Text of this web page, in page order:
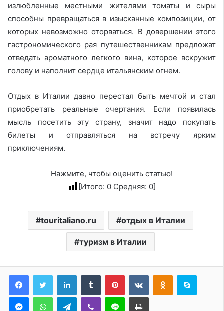
излюбленные местными жителями томаты и сыры
способны превращаться в изысканные композиции, от
которых невозможно оторваться. В довершении этого
гастрономического рая путешественникам предложат
отведать ароматного легкого вина, которое вскружит
голову и наполнит сердце итальянским огнем.
Отдых в Италии давно перестал быть мечтой и стал
приобретать реальные очертания. Если появилась
мысль посетить эту страну, значит надо покупать
билеты и отправляться на встречу ярким
приключениям.
Нажмите, чтобы оценить статью!
[Итого: 0Средняя: 0]
touritaliano.ru отдых в Италии
туризм в Италии
LinkedInTumblr PinterestВконтактеОдноклассники
Skype
MessengerWhatsAppTelegramViber Line Печатать